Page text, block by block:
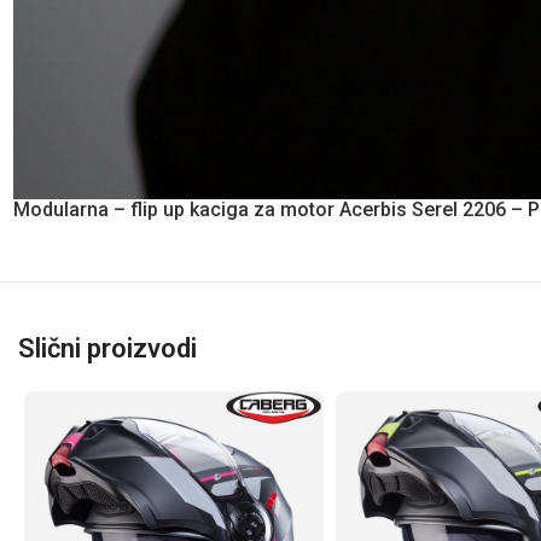
Modularna – flip up kaciga za motor Acerbis Serel 2206 –
Slični proizvodi